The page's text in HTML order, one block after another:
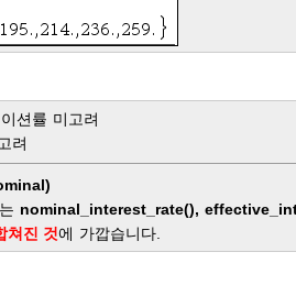
션률 미고려
려
nominal_interest_rate(),
쳐진 것에 가깝습니다.